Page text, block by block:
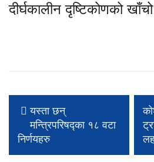
दीर्घकालीन दृष्टिकोणको
यस्ता छन्
मन्त्रिपरिषद्का १८ वटा
निर्णयहरु